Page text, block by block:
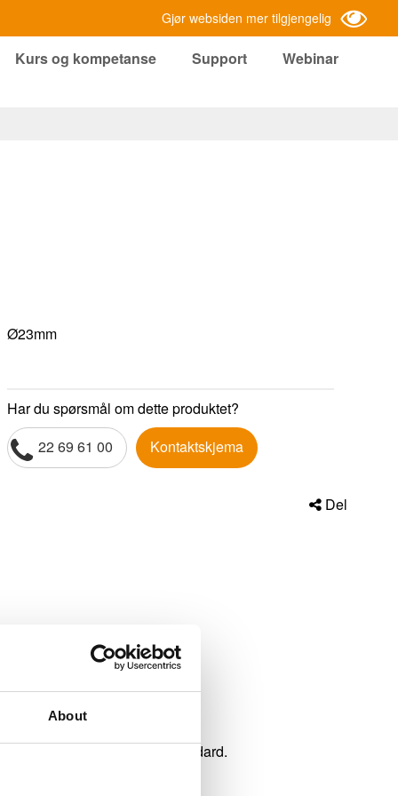
About
Gjør websiden mer tilgjengelig
Kurs og kompetanse Support Webinar
Ø23mm
Har du spørsmål om dette produktet?
22 69 61 00
Kontaktskjema
Del
to meet any industry standard.